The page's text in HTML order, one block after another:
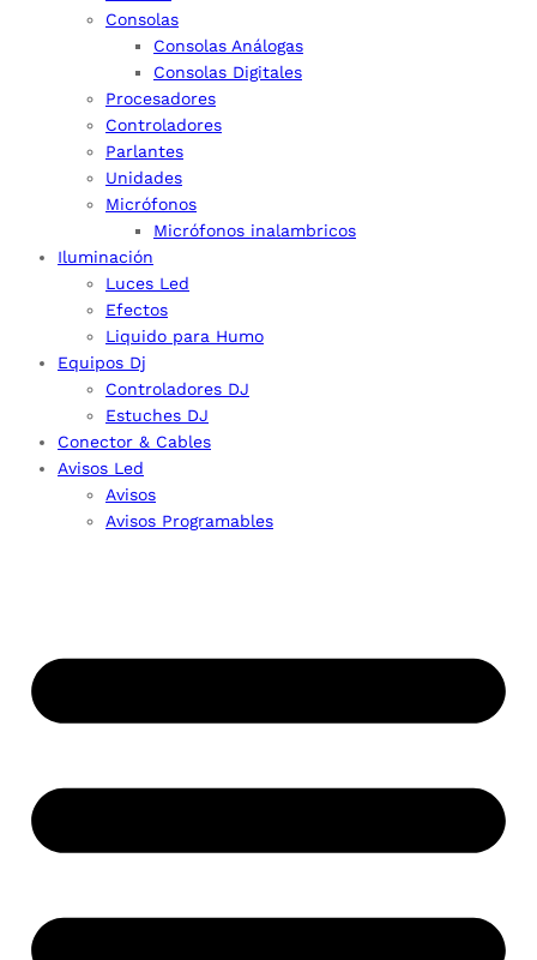
Consolas
Consolas Análogas
Consolas Digitales
Procesadores
Controladores
Parlantes
Unidades
Micrófonos
Micrófonos inalambricos
Iluminación
Luces Led
Efectos
Liquido para Humo
Equipos Dj
Controladores DJ
Estuches DJ
Conector & Cables
Avisos Led
Avisos
Avisos Programables